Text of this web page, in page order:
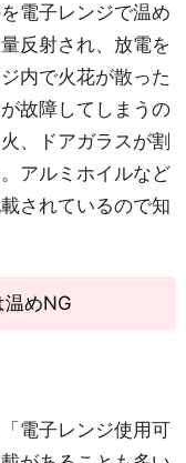
電子レンジで温め
反射され、放電を
内で火花が散った
故障してしまうの
、ドアガラスが割
アルミホイルなど
されているので知
温めNG
電子レンジ使用可